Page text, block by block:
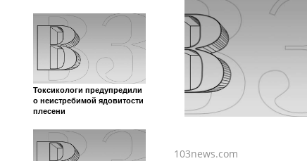
Токсикологи предупредили
о неистребимой ядовитости
плесени
103news.com